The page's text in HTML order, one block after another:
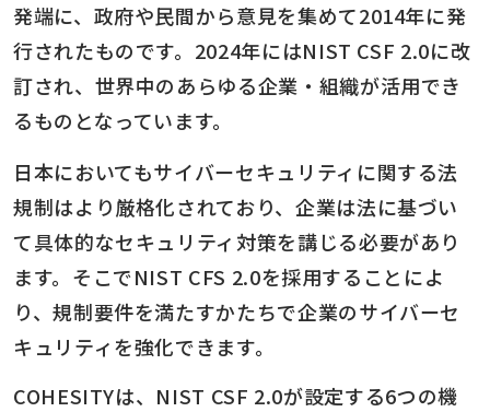
発端に、政府や民間から意見を集めて2014年に発
行されたものです。2024年にはNIST CSF 2.0に改
訂され、世界中のあらゆる企業・組織が活用でき
るものとなっています。
日本においてもサイバーセキュリティに関する法
規制はより厳格化されており、企業は法に基づい
て具体的なセキュリティ対策を講じる必要があり
ます。そこでNIST CFS 2.0を採用することによ
り、規制要件を満たすかたちで企業のサイバーセ
キュリティを強化できます。
COHESITYは、NIST CSF 2.0が設定する6つの機